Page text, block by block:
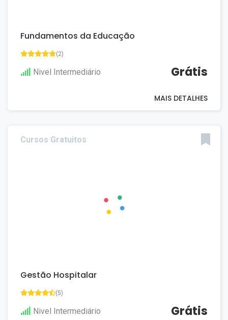
Fundamentos da Educação
(2)
Nivel Intermediário Grátis
MAIS DETALHES
Cursos Gratuitos
Gestão Hospitalar
(5)
Nivel Intermediário Grátis